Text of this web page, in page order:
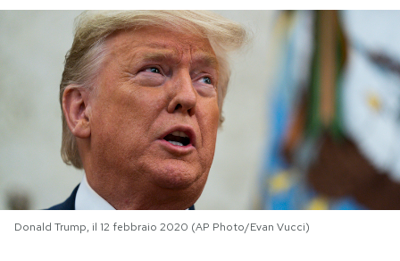
NEWSLETTER
I MIEI PREFERITI
SHOP
CALENDARIO
Donald Trump, il 12 febbraio 2020 (AP Photo/Evan Vucci)